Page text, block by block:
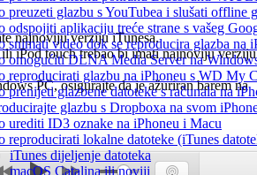
preuzeti glazbu s YouTubea i slušati offline
odspojiti aplikaciju treće strane s vašeg
snimati video dok se reproducira glazba na
omogućiti DLNA Media Server na
reproducirati glazbu na iPhoneu s WD My
prenijeti glazbene datoteke s računala na
glazbu s Dropboxa na svom
urediti ID3 oznake na iPhoneu i Macu
reproducirati lokalne datoteke (iTunes
iTunes dijeljenje datoteka
macOS Catalina ili noviji
najnoviju verziju iTunesa.
ili iPod touch trebao bi imati najnoviju verziju
PC, osigurajte da je ažuriran barem na